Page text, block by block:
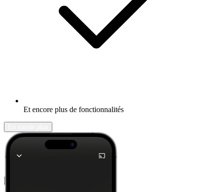
Et encore plus de fonctionnalités